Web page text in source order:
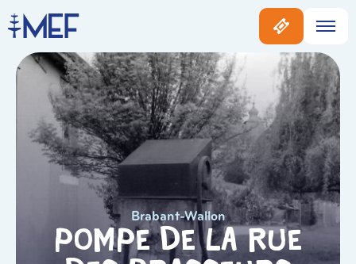
Brabant-Wallon
Pompe de la Rue